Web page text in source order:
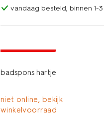
vandaag besteld, binnen 1-
badspons hartje
niet online, bekijk
winkelvoorraad